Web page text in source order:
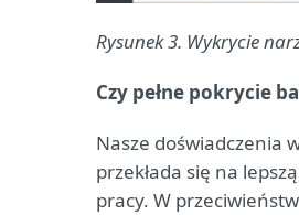
Rysunek 3. Wykrycie
Czy pełne pokrycie
Nasze doświadczenia
przekłada się na
pracy. W